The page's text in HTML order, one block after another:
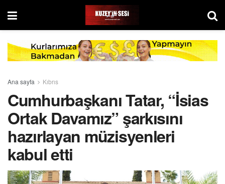
Ana sayfa Kıbrıs
Cumhurbaşkanı Tatar, “İsias
Ortak Davamız” şarkısını
hazırlayan müzisyenleri
kabul etti